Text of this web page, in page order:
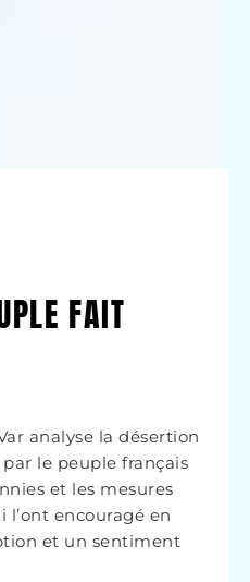
FAIT
analyse la désertion
le peuple français
et les mesures
encouragé en
et un sentiment